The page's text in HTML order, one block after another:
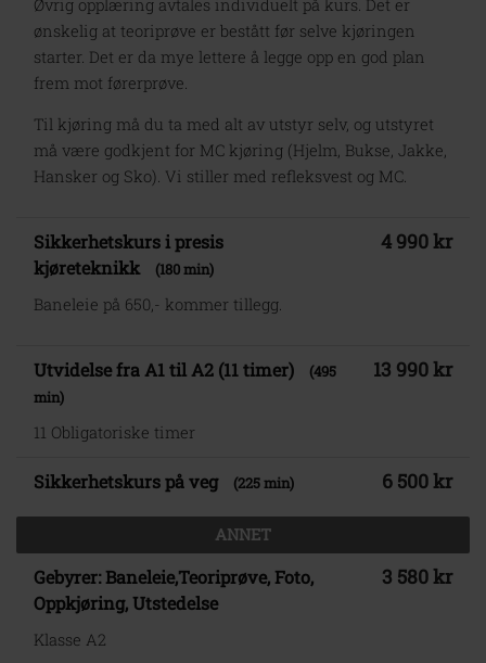
Øvrig opplæring avtales individuelt på kurs. Det er
ønskelig at teoriprøve er bestått før selve kjøringen
starter. Det er da mye lettere å legge opp en god plan
frem mot førerprøve.
Til kjøring må du ta med alt av utstyr selv, og utstyret
må være godkjent for MC kjøring (Hjelm, Bukse, Jakke,
Hansker og Sko). Vi stiller med refleksvest og MC.
Sikkerhetskurs i presis
kjøreteknikk
(180 min)
Baneleie på 650,- kommer tillegg.
4 990 kr
Utvidelse fra A1 til A2 (11 timer)
(495
min)
11 Obligatoriske timer
13 990 kr
Sikkerhetskurs på veg (225 min) 6 500 kr
ANNET
Gebyrer: Baneleie,Teoriprøve, Foto,
Oppkjøring, Utstedelse
Klasse A2
3 580 kr